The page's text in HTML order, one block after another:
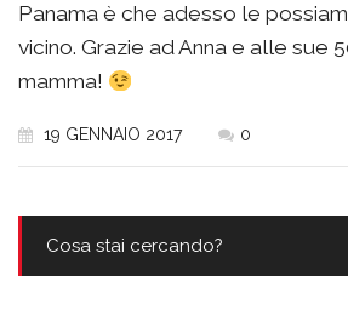
Panama è che adesso le
vicino. Grazie ad Anna e alle sue
mamma!
19 GENNAIO 2017 0
Cosa stai cercando?